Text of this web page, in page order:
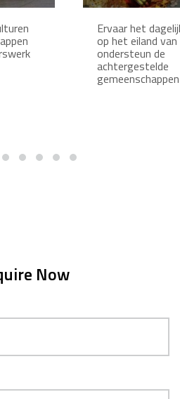
Ervaar het
op het eiland van
ondersteun de
achtergestelde
gemeenschappen
Now